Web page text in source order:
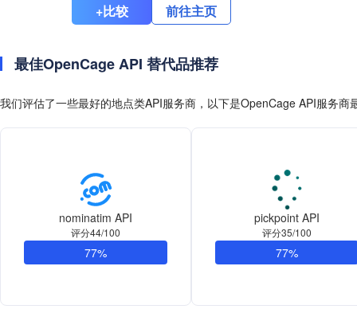
+比较 前往主页
最佳OpenCage API 替代品推荐
我们评估了一些最好的地点类API服务商，以下是OpenCage API服务商
nominatim API
评分44/100
77%
pickpoint API
评分35/100
77%